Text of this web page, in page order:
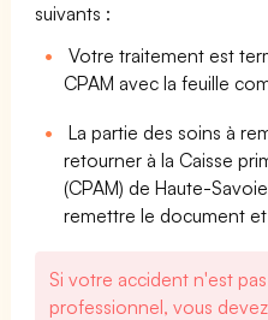
suivants :
Votre traitement est
CPAM avec la feuille
La partie des soins à
retourner à la Caisse
(CPAM) de Haute-
remettre le document
Si votre accident n'est
professionnel, vous